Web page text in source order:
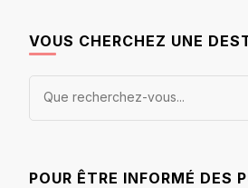
VOUS CHERCHEZ UNE
Vous
POUR ÊTRE INFORMÉ DES